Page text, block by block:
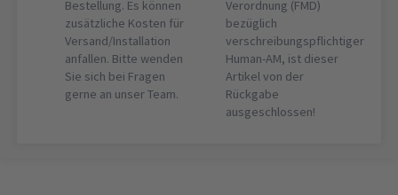
Bestellung. Es können
zusätzliche Kosten für
Versand/Installation
anfallen. Bitte wenden
Sie sich bei Fragen
gerne an unser Team.
Verordnung (FMD)
bezüglich
verschreibungspflichtiger
Human-AM, ist dieser
Artikel von der
Rückgabe
ausgeschlossen!